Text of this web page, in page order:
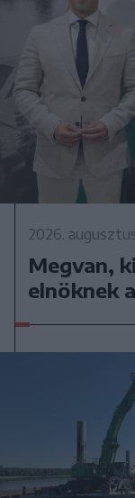
2026.
Megvan,
elnöknek